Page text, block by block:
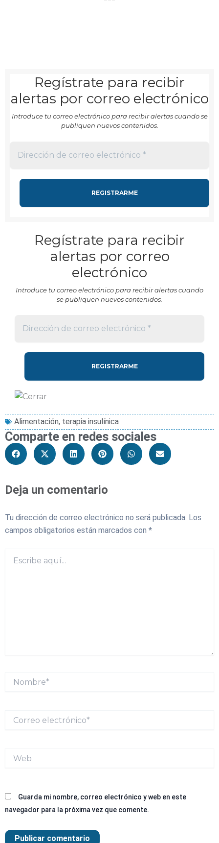
Regístrate para recibir
alertas por correo electrónico
Introduce tu correo electrónico para recibir alertas cuando se
publiquen nuevos contenidos.
Regístrate para recibir
alertas por correo
electrónico
Introduce tu correo electrónico para recibir alertas cuando
se publiquen nuevos contenidos.
Alimentación, terapia insulínica
Comparte en redes sociales
Deja un comentario
Tu dirección de correo electrónico no será publicada. Los
campos obligatorios están marcados con *
aquí...
Nombre*
electrónico*
Guarda mi nombre, correo electrónico y web en este
navegador para la próxima vez que comente.